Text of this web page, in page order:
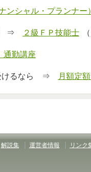
ンシャル・プランナー
座 ⇒ ２級ＦＰ技能士
通勤講座
受けるなら ⇒ 月額定
解説集 運営者情報 リンク